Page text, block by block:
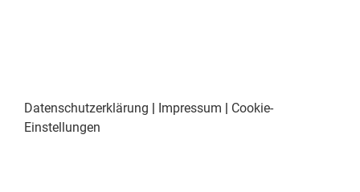
Datenschutzerklärung | Impressum | Cookie-
Einstellungen